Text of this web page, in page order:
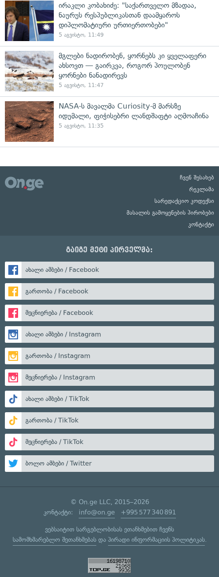
ირაკლი კობახიძე: "საქართველო მზადაა,
ნაურუს რესპუბლიკასთან დაამყაროს
დიპლომატიური ურთიერთობები"
5 აგვისტო, 11:49
მგლები ნადირობენ, ყორნებს კი ყველაფერი
ახსოვთ — გაირკვა, როგორ პოულობენ
ყორნები ნანადირევს
5 აგვისტო, 11:47
NASA-ს მავალმა Curiosity-მ მარსზე
იდუმალი, ფიჭისებრი ლანდშაფტი აღმოაჩინა
5 აგვისტო, 11:35
ჩვენ შესახებ
რეკლამა
სარედაქციო კოდექსი
მასალის გამოყენების პირობები
კონტაქტი
გაიგე მეტი პირველმა:
ახალი ამბები / Facebook
გართობა / Facebook
მეცნიერება / Facebook
ახალი ამბები / Instagram
გართობა / Instagram
მეცნიერება / Instagram
ახალი ამბები / TikTok
გართობა / TikTok
მეცნიერება / TikTok
ბოლო ამბები / Twitter
© On.ge LLC, 2015–2026
კონტაქტი: info@on.ge +995 577 340 891
ვებსაიტით სარგებლობისას ეთანხმებით ჩვენს
სამომხმარებლო შეთანხმებასდა პირადი ინფორმაციის პოლიტიკას.